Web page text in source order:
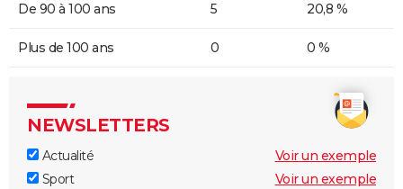
De 90 à 100 ans 5 20,8 %
Plus de 100 ans 0 0 %
NEWSLETTERS
Actualité
Voir un exemple
Sport
Voir un exemple